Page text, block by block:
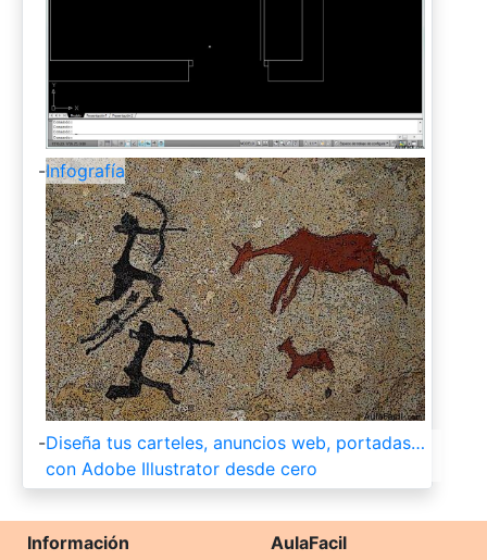
-Infografía
-Diseña tus carteles, anuncios web, portadas…
con Adobe Illustrator desde cero
Información
AulaFacil